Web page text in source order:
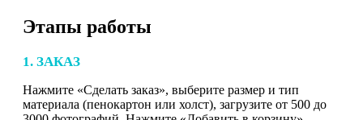
Этапы работы
1. ЗАКАЗ
Нажмите «Сделать заказ», выберите размер и тип
материала (пенокартон или холст), загрузите от 500 до